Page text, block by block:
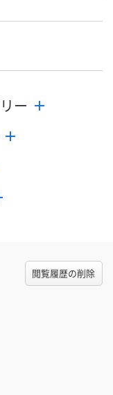
ゴへ
ー
閲覧履歴の削除